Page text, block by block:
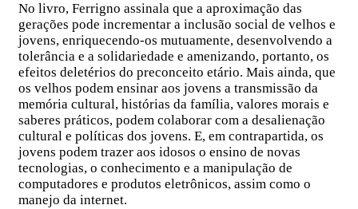
No livro, Ferrigno assinala que a aproximação das
gerações pode incrementar a inclusão social de velhos e
jovens, enriquecendo-os mutuamente, desenvolvendo a
tolerância e a solidariedade e amenizando, portanto, os
efeitos deletérios do preconceito etário. Mais ainda, que
os velhos podem ensinar aos jovens a transmissão da
memória cultural, histórias da família, valores morais e
saberes práticos, podem colaborar com a desalienação
cultural e políticas dos jovens. E, em contrapartida, os
jovens podem trazer aos idosos o ensino de novas
tecnologias, o conhecimento e a manipulação de
computadores e produtos eletrônicos, assim como o
manejo da internet.